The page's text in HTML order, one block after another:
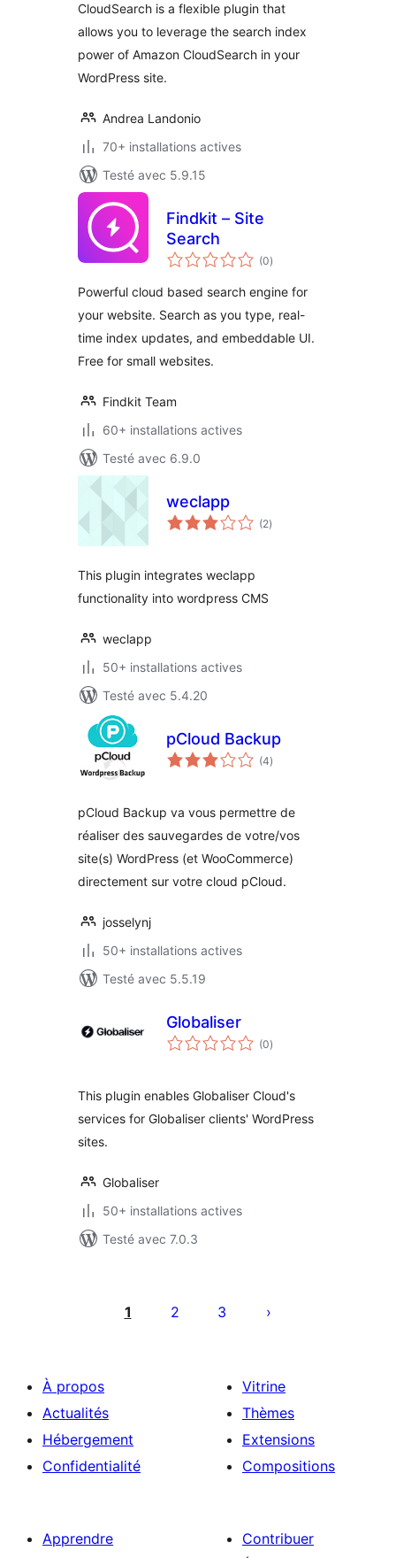
CloudSearch is a flexible plugin that
allows you to leverage the search index
power of Amazon CloudSearch in your
WordPress site.
Andrea Landonio
70+ installations actives
Testé avec 5.9.15
Findkit – Site
Search
(0notes
en
)
Powerful cloud based search engine for
your website. Search as you type, real-
time index updates, and embeddable UI.
Free for small websites.
Findkit Team
60+ installations actives
Testé avec 6.9.0
weclapp
(2notes
en
)
This plugin integrates weclapp
functionality into wordpress CMS
weclapp
50+ installations actives
Testé avec 5.4.20
pCloud Backup
(4notes
en
)
pCloud Backup va vous permettre de
réaliser des sauvegardes de votre/vos
site(s) WordPress (et WooCommerce)
directement sur votre cloud pCloud.
josselynj
50+ installations actives
Testé avec 5.5.19
Globaliser
(0notes
en
)
This plugin enables Globaliser Cloud's
services for Globaliser clients' WordPress
sites.
Globaliser
50+ installations actives
Testé avec 7.0.3
1 2 3
À propos
Actualités
Hébergement
Confidentialité
Vitrine
Thèmes
Extensions
Compositions
Apprendre
Contribuer